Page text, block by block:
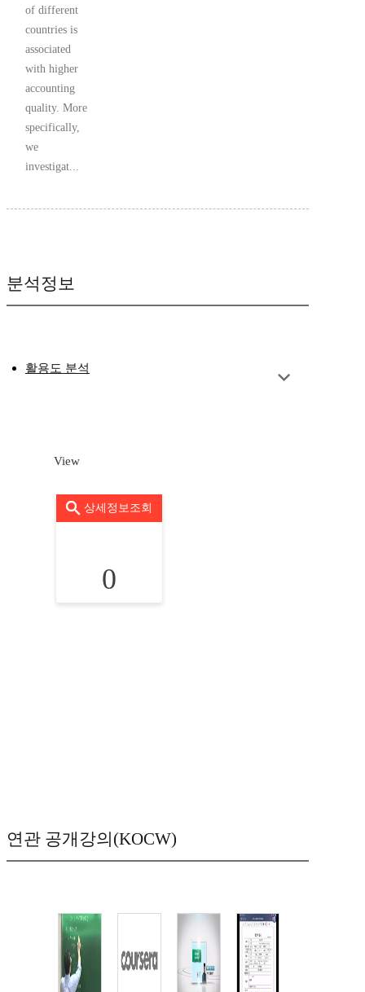
of different
countries is
associated
with higher
accounting
quality. More
specifically,
we
investigat...
분석정보
활용도 분석
View
상세정보조회
0
연관 공개강의(KOCW)